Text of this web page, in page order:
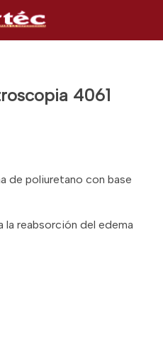
4061
de poliuretano con base
reabsorción del edema